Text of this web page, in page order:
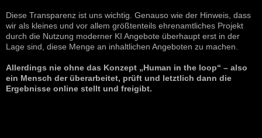
Diese Transparenz ist uns wichtig. Genauso wie der Hinweis, dass
wir als kleines und vor allem größtenteils ehrenamtliches Projekt
durch die Nutzung moderner KI Angebote überhaupt erst in der
Lage sind, diese Menge an inhaltlichen Angeboten zu machen.
Allerdings nie ohne das Konzept „Human in the loop“ – also
ein Mensch der überarbeitet, prüft und letztlich dann die
Ergebnisse online stellt und freigibt.